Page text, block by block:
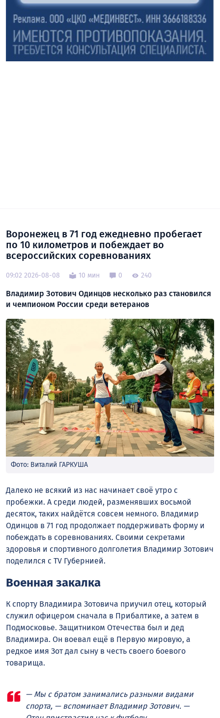
Воронежец в 71 год ежедневно пробегает
по 10 километров и побеждает во
всероссийских соревнованиях
09:02 2026-08-08 10 мин 0 240
Владимир Зотович Одинцов несколько раз становился
и чемпионом России среди ветеранов
Фото: Виталий ГАРКУША
Далеко не всякий из нас начинает своё утро с
пробежки. А среди людей, разменявших восьмой
десяток, таких найдётся совсем немного. Владимир
Одинцов в 71 год продолжает поддерживать форму и
побеждать в соревнованиях. Своими секретами
здоровья и спортивного долголетия Владимир Зотович
поделился с TV Губернией.
Военная закалка
К спорту Владимира Зотовича приучил отец, который
служил офицером сначала в Прибалтике, а затем в
Подмосковье. Защитником Отечества был и дед
Владимира. Он воевал ещё в Первую мировую, а
редкое имя Зот дал сыну в честь своего боевого
товарища.
— Мы с братом занимались разными видами
спорта, — вспоминает Владимир Зотович. —